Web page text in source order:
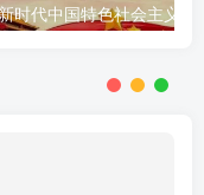
时代中国特色社会主义